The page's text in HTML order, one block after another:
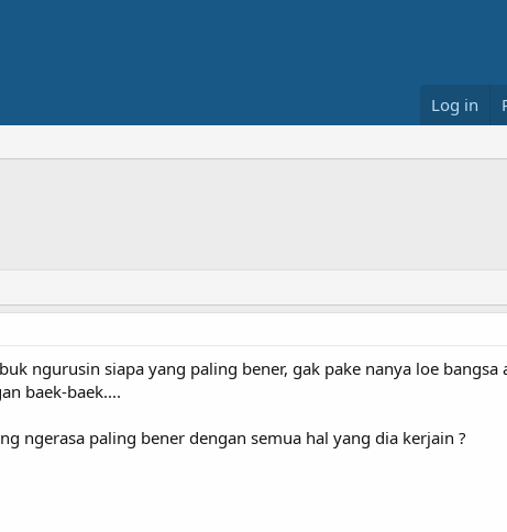
Log in
ngurusin siapa yang paling bener, gak pake nanya loe bangsa
baek-baek....
ngerasa paling bener dengan semua hal yang dia kerjain ?